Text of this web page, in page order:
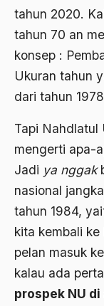
tahun 2020.
tahun 70 an
konsep :
Ukuran tahun
dari tahun
Tapi Nahdlatul
mengerti apa-
Jadi ya nggak
nasional
tahun 1984,
kita kembali
pelan masuk
kalau ada
prospek NU
1991
1989
1988
1987
1986
1985
1984
1983
1981
Adat Ngada
Adat Pra-Islam
Adat Siri
Adi Sasono
Adil dan Makmur
Adipati Unus
Administrasi
Adnan Buyung
Adopsi
Adu Pinalti